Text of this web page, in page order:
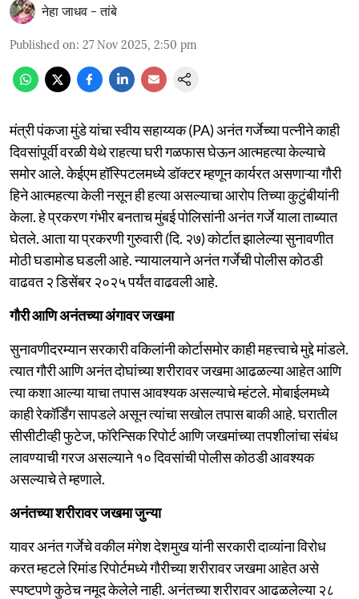
नेहा जाधव - तांबे
Published on: 27 Nov 2025, 2:50 pm
मंत्री पंकजा मुंडे यांचा स्वीय सहाय्यक (PA) अनंत गर्जेच्या पत्नीने काही
दिवसांपूर्वी वरळी येथे राहत्या घरी गळफास घेऊन आत्महत्या केल्याचे
समोर आले. केईएम हॉस्पिटलमध्ये डॉक्टर म्हणून कार्यरत असणाऱ्या गौरी
हिने आत्महत्या केली नसून ही हत्या असल्याचा आरोप तिच्या कुटुंबीयांनी
केला. हे प्रकरण गंभीर बनताच मुंबई पोलिसांनी अनंत गर्जे याला ताब्यात
घेतले. आता या प्रकरणी गुरुवारी (दि. २७) कोर्टात झालेल्या सुनावणीत
मोठी घडामोड घडली आहे. न्यायालयाने अनंत गर्जेची पोलीस कोठडी
वाढवत २ डिसेंबर २०२५ पर्यंत वाढवली आहे.
गौरी आणि अनंतच्या अंगावर जखमा
सुनावणीदरम्यान सरकारी वकिलांनी कोर्टासमोर काही महत्त्वाचे मुद्दे मांडले.
त्यात गौरी आणि अनंत दोघांच्या शरीरावर जखमा आढळल्या आहेत आणि
त्या कशा आल्या याचा तपास आवश्यक असल्याचे म्हंटले. मोबाईलमध्ये
काही रेकॉर्डिंग सापडले असून त्यांचा सखोल तपास बाकी आहे. घरातील
सीसीटीव्ही फुटेज, फॉरेन्सिक रिपोर्ट आणि जखमांच्या तपशीलांचा संबंध
लावण्याची गरज असल्याने १० दिवसांची पोलीस कोठडी आवश्यक
असल्याचे ते म्हणाले.
अनंतच्या शरीरावर जखमा जुन्या
यावर अनंत गर्जेचे वकील मंगेश देशमुख यांनी सरकारी दाव्यांना विरोध
करत म्हटले रिमांड रिपोर्टमध्ये गौरीच्या शरीरावर जखमा आहेत असे
स्पष्टपणे कुठेच नमूद केलेले नाही. अनंतच्या शरीरावर आढळलेल्या २८